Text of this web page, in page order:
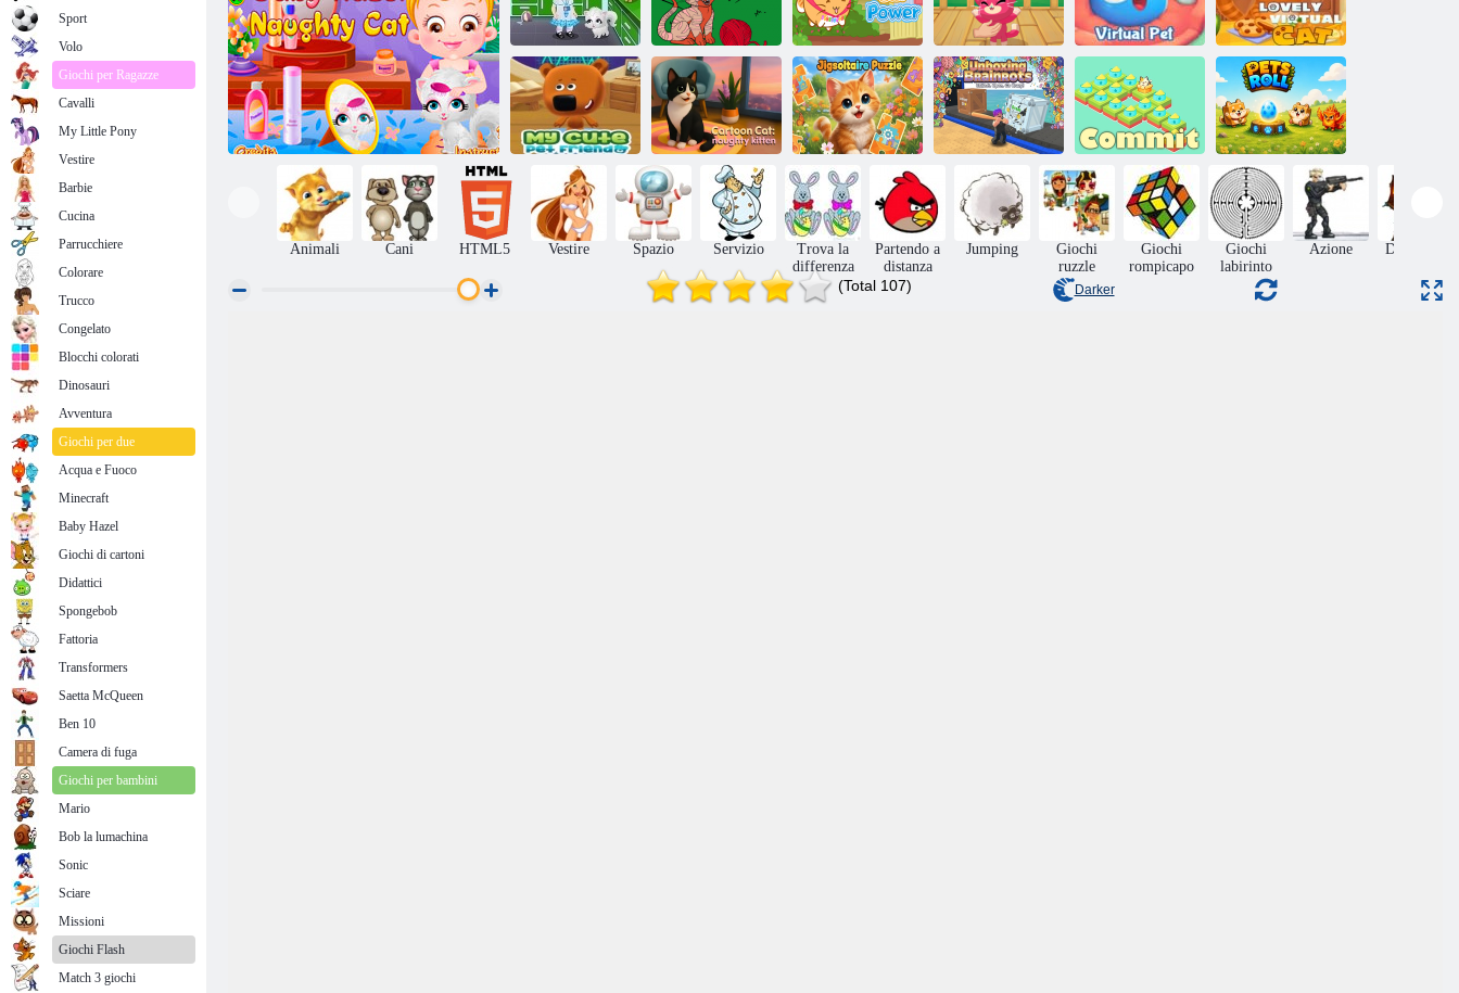
Baby Hazel:
Scopri gli
animali
Colorami
animali
domestici
Kitty Cat Power
My Pocket Pets
Cat Kitty
Il mio animale
domestico
virtuale
Bel gatto virtuale
Il mio carino
amico per
animali
domestici
Cartoon сat:
cattiva gattino
Puzzle solitario
Unboxing di
Brainrots
Impegnarsi
Rotolo di
animali
domestici
Animali Cani HTML5 Vestire Spazio Servizio
Trova la
differenza
Partendo a
distanza
Jumping
Giochi
ruzzle
Giochi
rompicapo
Giochi
labirinto
Azione
Difendi la
(Total 107) Darker
Sport
Volo
Giochi per Ragazze
Cavalli
My Little Pony
Vestire
Barbie
Cucina
Parrucchiere
Colorare
Trucco
Congelato
Blocchi colorati
Dinosauri
Avventura
Giochi per due
Acqua e Fuoco
Minecraft
Baby Hazel
Giochi di cartoni
Didattici
Spongebob
Fattoria
Transformers
Saetta McQueen
Ben 10
Camera di fuga
Giochi per bambini
Mario
Bob la lumachina
Sonic
Sciare
Missioni
Giochi Flash
Match 3 giochi